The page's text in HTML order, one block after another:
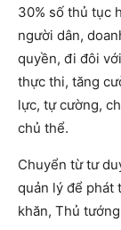
30% số thủ tục
người dân,
quyền, đi đôi
thực thi, tăng
lực, tự cường,
chủ thể.
Chuyển từ tư
quản lý để phát
khăn, Thủ